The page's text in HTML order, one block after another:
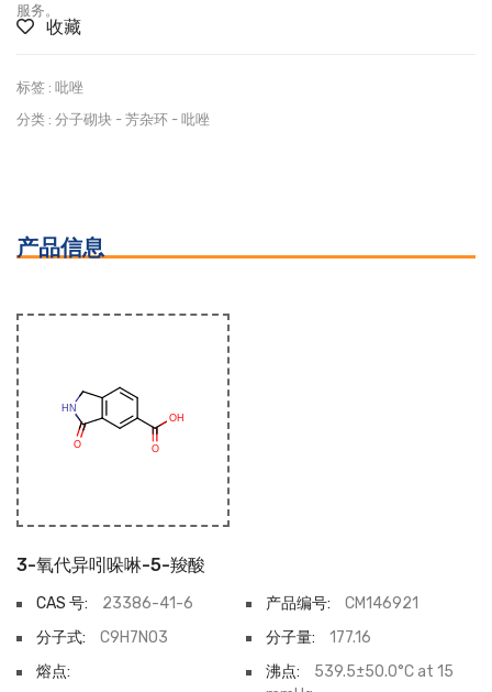
服务。
收藏
标签 : 吡唑
分类 : 分子砌块 - 芳杂环 - 吡唑
产品信息
3-氧代异吲哚啉-5-羧酸
CAS 号: 23386-41-6 产品编号:
CM146921
分子式:
C9H7NO3 分子量:
177.16
熔点:
沸点:
539.5±50.0°C at 15